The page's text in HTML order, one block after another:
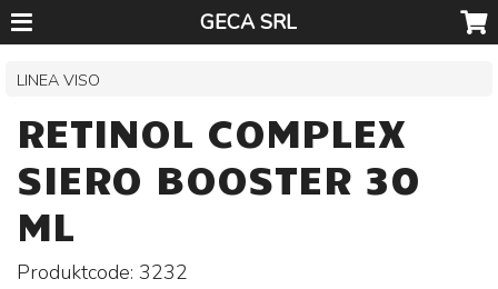
GECA SRL
LINEA VISO
RETINOL COMPLEX
SIERO BOOSTER 30
ML
Produktcode:3232